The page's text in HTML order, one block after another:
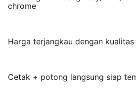
chrome
Harga terjangkau dengan
Cetak + potong langsung siap